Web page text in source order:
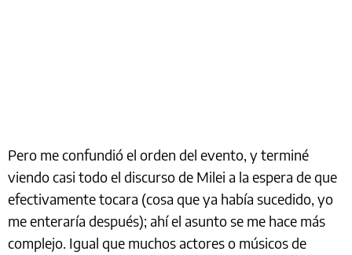
Pero me confundió el orden del evento, y terminé
viendo casi todo el discurso de Milei a la espera de que
efectivamente tocara (cosa que ya había sucedido, yo
me enteraría después); ahí el asunto se me hace más
complejo. Igual que muchos actores o músicos de